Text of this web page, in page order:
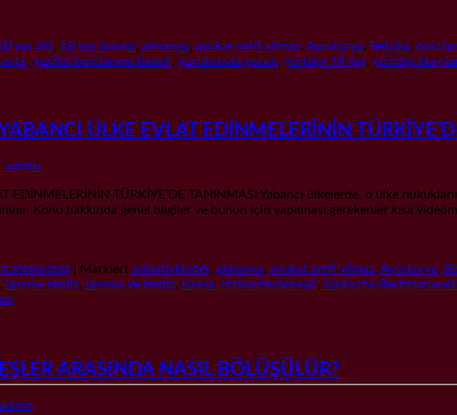
yas alti, 18 yas öncesi, almanya, avukat serif yilmaz, Avusturya, Belçika,
, yurdisi borclanma bedeli, yurtdisinda gecen, yurtdışı 18 yaş, yurtdışı
ÜLKE EVLAT EDİNMELERİNİN
TÜRKİYE’DE TANINMASI Yabancı ülkelerde, o ülke
Konu hakkında genel bilgiler ve bunun için yapılması gerekenler kısa
Markiert adoptivkinder, almanya, avukat serif yilmaz, Avusturya,
, tanıma tenfiz, tanıma ve tenfiz, türkei, türkische Anwalt, türkische Rechtsanwalt
ARASINDA NASIL BÖLÜŞÜLÜR?